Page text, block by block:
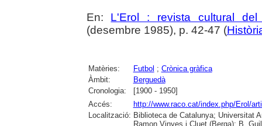
En: L'Erol : revista cultural del
(desembre 1985), p. 42-47 (
Matèries: Futbol ; Crònica gràfica
Àmbit:
Berguedà
Cronologia:
[1900 - 1950]
Accés:
http://www.raco.cat/index.php/Erol/
Localització: Biblioteca de Catalunya; Universitat
Ramon Vinyes i Cluet (Berga); B.